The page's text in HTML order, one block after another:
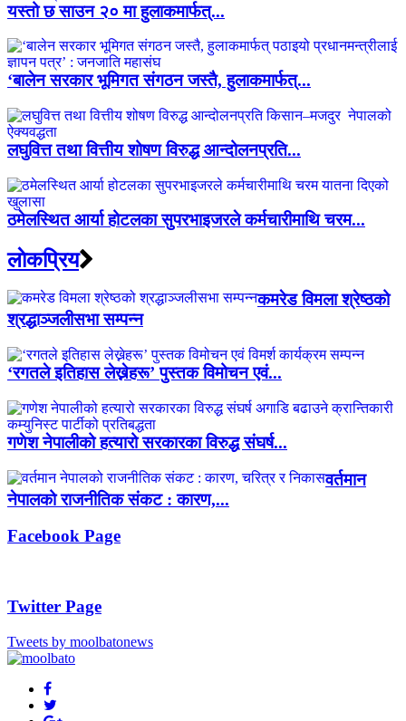
यस्तो छ साउन २० मा हुलाकमार्फत्...
‘बालेन सरकार भूमिगत संगठन जस्तै, हुलाकमार्फत्...
लघुवित्त तथा वित्तीय शोषण विरुद्ध आन्दोलनप्रति...
ठमेलस्थित आर्या होटलका सुपरभाइजरले कर्मचारीमाथि चरम...
लाेकप्रिय
कमरेड विमला श्रेष्ठको
श्रद्धाञ्जलीसभा सम्पन्न
‘रगतले इतिहास लेख्नेहरू’ पुस्तक विमोचन एवं...
गणेश नेपालीको हत्यारो सरकारका विरुद्ध संघर्ष...
वर्तमान
नेपालको राजनीतिक संकट : कारण,...
Facebook Page
Twitter Page
Tweets by moolbatonews